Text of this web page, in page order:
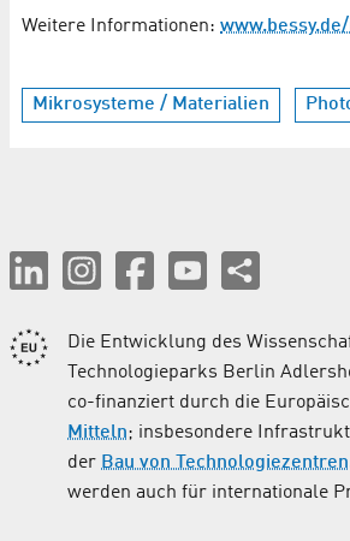
Weitere Informationen:
Mikrosysteme / Materialien
Die Entwicklung des
Technologieparks Berlin
co-finanziert durch die
Mitteln; insbesondere
der Bau von Technologiezentren
werden auch für internationale